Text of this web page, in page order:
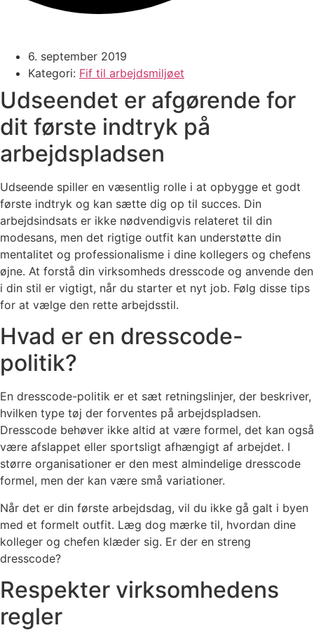
6. september 2019
Kategori: Fif til arbejdsmiljøet
Udseendet er afgørende for
dit første indtryk på
arbejdspladsen
Udseende spiller en væsentlig rolle i at opbygge et godt
første indtryk og kan sætte dig op til succes. Din
arbejdsindsats er ikke nødvendigvis relateret til din
modesans, men det rigtige outfit kan understøtte din
mentalitet og professionalisme i dine kollegers og chefens
øjne. At forstå din virksomheds dresscode og anvende den
i din stil er vigtigt, når du starter et nyt job. Følg disse tips
for at vælge den rette arbejdsstil.
Hvad er en dresscode-
politik?
En dresscode-politik er et sæt retningslinjer, der beskriver,
hvilken type tøj der forventes på arbejdspladsen.
Dresscode behøver ikke altid at være formel, det kan også
være afslappet eller sportsligt afhængigt af arbejdet. I
større organisationer er den mest almindelige dresscode
formel, men der kan være små variationer.
Når det er din første arbejdsdag, vil du ikke gå galt i byen
med et formelt outfit. Læg dog mærke til, hvordan dine
kolleger og chefen klæder sig. Er der en streng
dresscode?
Respekter virksomhedens
regler